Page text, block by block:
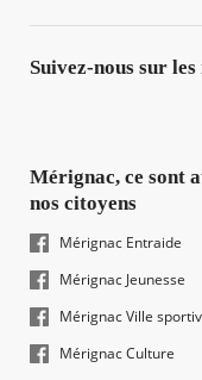
Suivez-nous sur
Mérignac, ce sont
nos citoyens
Mérignac Entraide
Mérignac Jeunesse
Mérignac Ville
Mérignac Culture